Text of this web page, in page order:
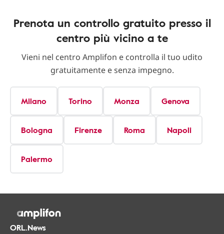
Prenota un controllo gratuito presso il
centro più vicino a te
Vieni nel centro Amplifon e controlla il tuo udito
gratuitamente e senza impegno.
Milano Torino Monza Genova
Bologna Firenze Roma Napoli
Palermo
ORL.News